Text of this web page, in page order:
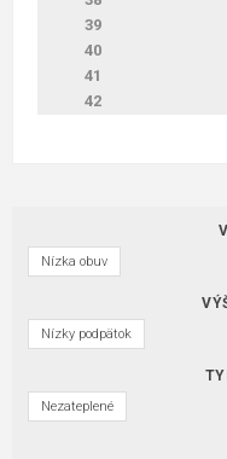
39
40
41
42
Nízka obuv
Nízky podpätok
Nezateplené